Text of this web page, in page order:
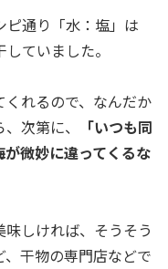
ピ通り「水：塩」は
ていました。
くれるので、なんだか
次第に、
「いつも同
微妙に違ってくるな
しければ、そうそう
干物の専門店などで